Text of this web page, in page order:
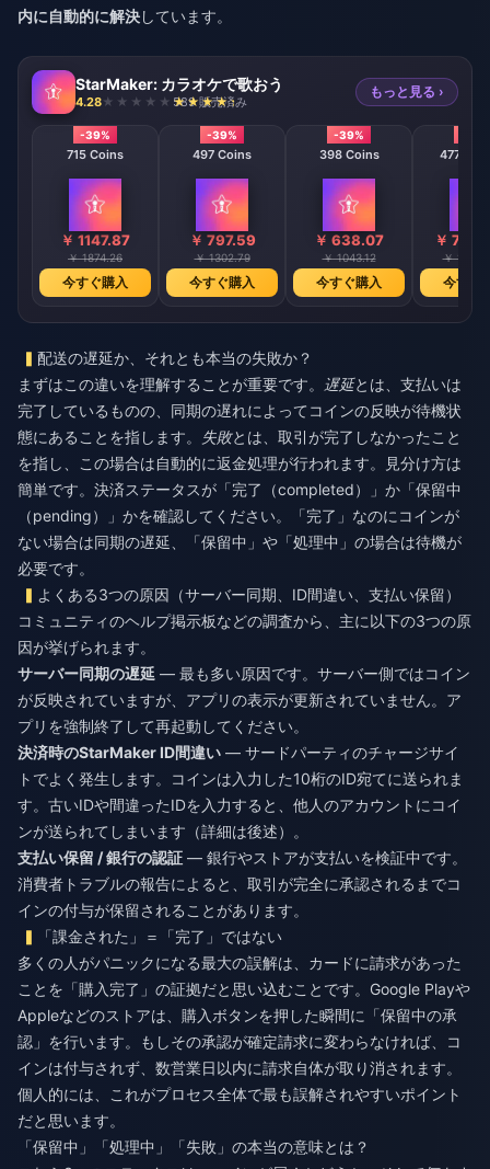
内に自動的に解決しています。
StarMaker: カラオケで歌おう
4.28 589 販売済み
もっと見る ›
-39%
715 Coins
￥ 1147.87
￥ 1874.26
今すぐ購入
-39%
497 Coins
￥ 797.59
￥ 1302.79
今すぐ購入
-39%
398 Coins
￥ 638.07
￥ 1043.12
今すぐ購入
47746
￥
￥
今すぐ
配送の遅延か、それとも本当の失敗か？
まずはこの違いを理解することが重要です。 遅延とは、支払いは
完了しているものの、同期の遅れによってコインの反映が待機状
態にあることを指します。
失敗とは、取引が完了しなかったこと
を指し、この場合は自動的に返金処理が行われます。見分け方は
簡単です。決済ステータスが「完了（completed）」か「保留中
（pending）」かを確認してください。「完了」なのにコインが
ない場合は同期の遅延、「保留中」や「処理中」の場合は待機が
必要です。
よくある3つの原因（サーバー同期、ID間違い、支払い保留）
コミュニティのヘルプ掲示板などの調査から、主に以下の3つの原
因が挙げられます。
サーバー同期の遅延 — 最も多い原因です。サーバー側ではコイン
が反映されていますが、アプリの表示が更新されていません。ア
プリを強制終了して再起動してください。
決済時のStarMaker ID間違い — サードパーティのチャージサイ
トでよく発生します。コインは入力した10桁のID宛てに送られま
す。古いIDや間違ったIDを入力すると、他人のアカウントにコイ
ンが送られてしまいます（詳細は後述）。
支払い保留 / 銀行の認証 — 銀行やストアが支払いを検証中です。
消費者トラブルの報告によると、取引が完全に承認されるまでコ
インの付与が保留されることがあります。
「課金された」＝「完了」ではない
多くの人がパニックになる最大の誤解は、カードに請求があった
ことを「購入完了」の証拠だと思い込むことです。Google Playや
Appleなどのストアは、購入ボタンを押した瞬間に「保留中の承
認」を行います。もしその承認が確定請求に変わらなければ、コ
インは付与されず、数営業日以内に請求自体が取り消されます。
個人的には、これがプロセス全体で最も誤解されやすいポイント
だと思います。
「保留中」「処理中」「失敗」の本当の意味とは？